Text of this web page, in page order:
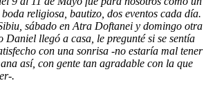
religiosa, bautizo, dos eventos cada día.
sábado en Atra Doftanei y domingo otra
Daniel llegó a casa, le pregunté si se sentía
con una sonrisa -no estaría mal tener
así, con gente tan agradable con la que
.